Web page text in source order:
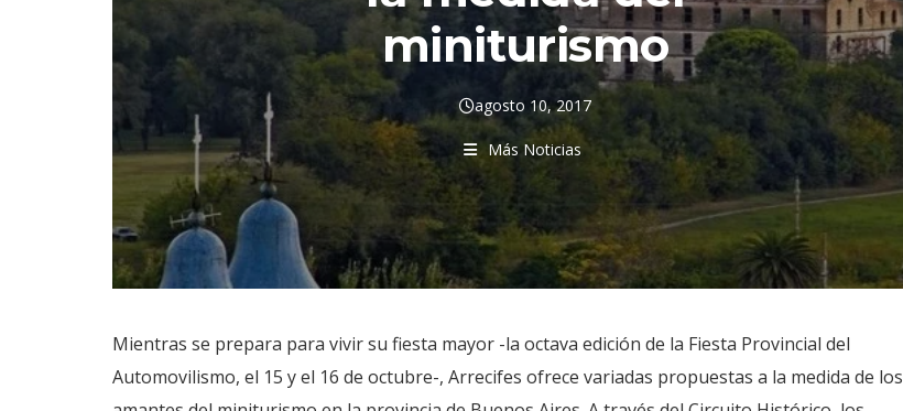
miniturismo
agosto 10, 2017
Más Noticias
Mientras se prepara para vivir su fiesta mayor -la octava edición de la Fiesta Provincial del
Automovilismo, el 15 y el 16 de octubre-, Arrecifes ofrece variadas propuestas a la medida de los